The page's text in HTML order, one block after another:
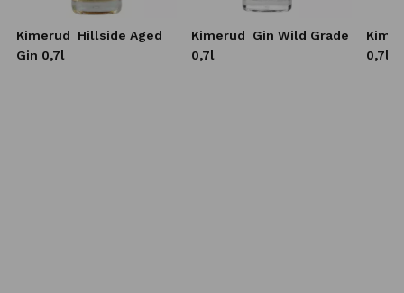
Kimerud
Hillside Aged
Gin 0,7l
Kimerud
Gin Wild Grade
0,7l
0,7l